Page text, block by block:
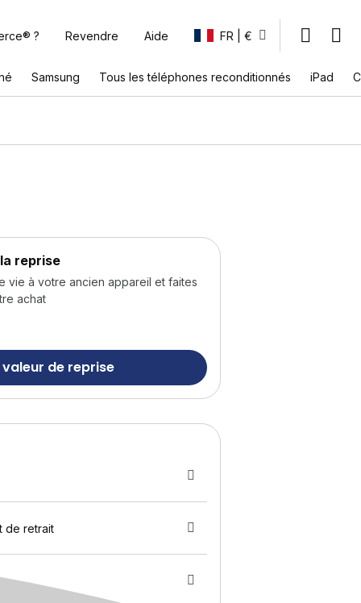
? Revendre Aide FR | €
Samsung Tous les téléphones reconditionnés iPad
reprise
vie à votre ancien appareil et faites
achat
de reprise
de retrait